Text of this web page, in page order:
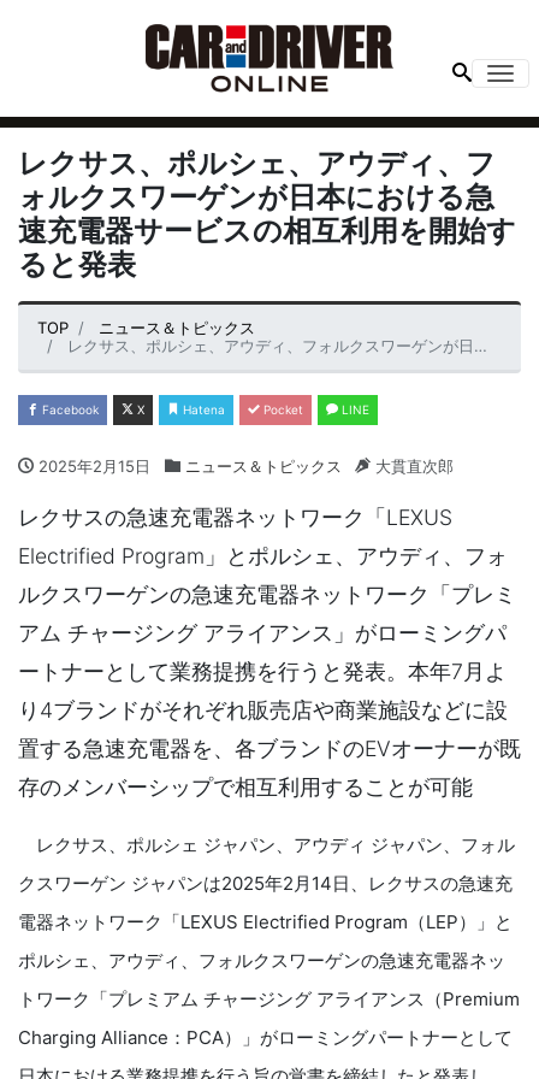
レクサス、ポルシェ、アウディ、フ
ォルクスワーゲンが日本における急
速充電器サービスの相互利用を開始す
ると発表
TOP
ニュース＆トピックス
レクサス、ポルシェ、アウディ、フォルクスワーゲンが日本における急速充電器サービスの相互利用を開始すると発表
Facebook X Hatena Pocket LINE
2025年2月15日 ニュース＆トピックス 大貫直次郎
レクサスの急速充電器ネットワーク「LEXUS
Electrified Program」とポルシェ、アウディ、フォ
ルクスワーゲンの急速充電器ネットワーク「プレミ
アム チャージング アライアンス」がローミングパ
ートナーとして業務提携を行うと発表。本年7月よ
り4ブランドがそれぞれ販売店や商業施設などに設
置する急速充電器を、各ブランドのEVオーナーが既
存のメンバーシップで相互利用することが可能
レクサス、ポルシェ ジャパン、アウディ ジャパン、フォル
クスワーゲン ジャパンは2025年2月14日、レクサスの急速充
電器ネットワーク「LEXUS Electrified Program（LEP）」と
ポルシェ、アウディ、フォルクスワーゲンの急速充電器ネッ
トワーク「プレミアム チャージング アライアンス（Premium
Charging Alliance：PCA）」がローミングパートナーとして